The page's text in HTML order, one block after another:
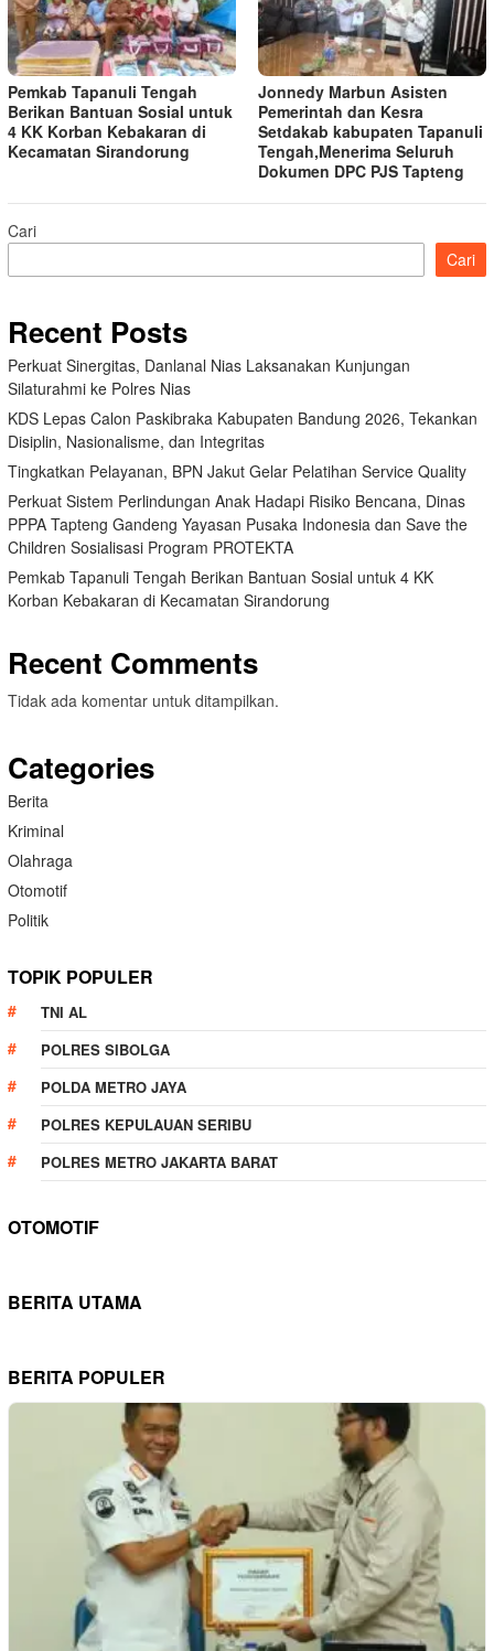
Pemkab Tapanuli Tengah
Berikan Bantuan Sosial untuk
4 KK Korban Kebakaran di
Kecamatan Sirandorung
Jonnedy Marbun Asisten
Pemerintah dan Kesra
Setdakab kabupaten Tapanuli
Tengah,Menerima Seluruh
Dokumen DPC PJS Tapteng
Cari
Cari
Recent Posts
Perkuat Sinergitas, Danlanal Nias Laksanakan Kunjungan
Silaturahmi ke Polres Nias
KDS Lepas Calon Paskibraka Kabupaten Bandung 2026, Tekankan
Disiplin, Nasionalisme, dan Integritas
Tingkatkan Pelayanan, BPN Jakut Gelar Pelatihan Service Quality
Perkuat Sistem Perlindungan Anak Hadapi Risiko Bencana, Dinas
PPPA Tapteng Gandeng Yayasan Pusaka Indonesia dan Save the
Children Sosialisasi Program PROTEKTA
Pemkab Tapanuli Tengah Berikan Bantuan Sosial untuk 4 KK
Korban Kebakaran di Kecamatan Sirandorung
Recent Comments
Tidak ada komentar untuk ditampilkan.
Categories
Berita
Kriminal
Olahraga
Otomotif
Politik
TOPIK POPULER
TNI AL
POLRES SIBOLGA
POLDA METRO JAYA
POLRES KEPULAUAN SERIBU
POLRES METRO JAKARTA BARAT
OTOMOTIF
BERITA UTAMA
BERITA POPULER